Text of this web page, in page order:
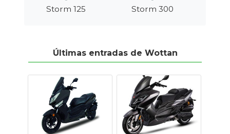
Nuevos
Usados
Tasaciones
Formulario
Empresa
Storm 125 Storm 300
Últimas entradas de Wottan